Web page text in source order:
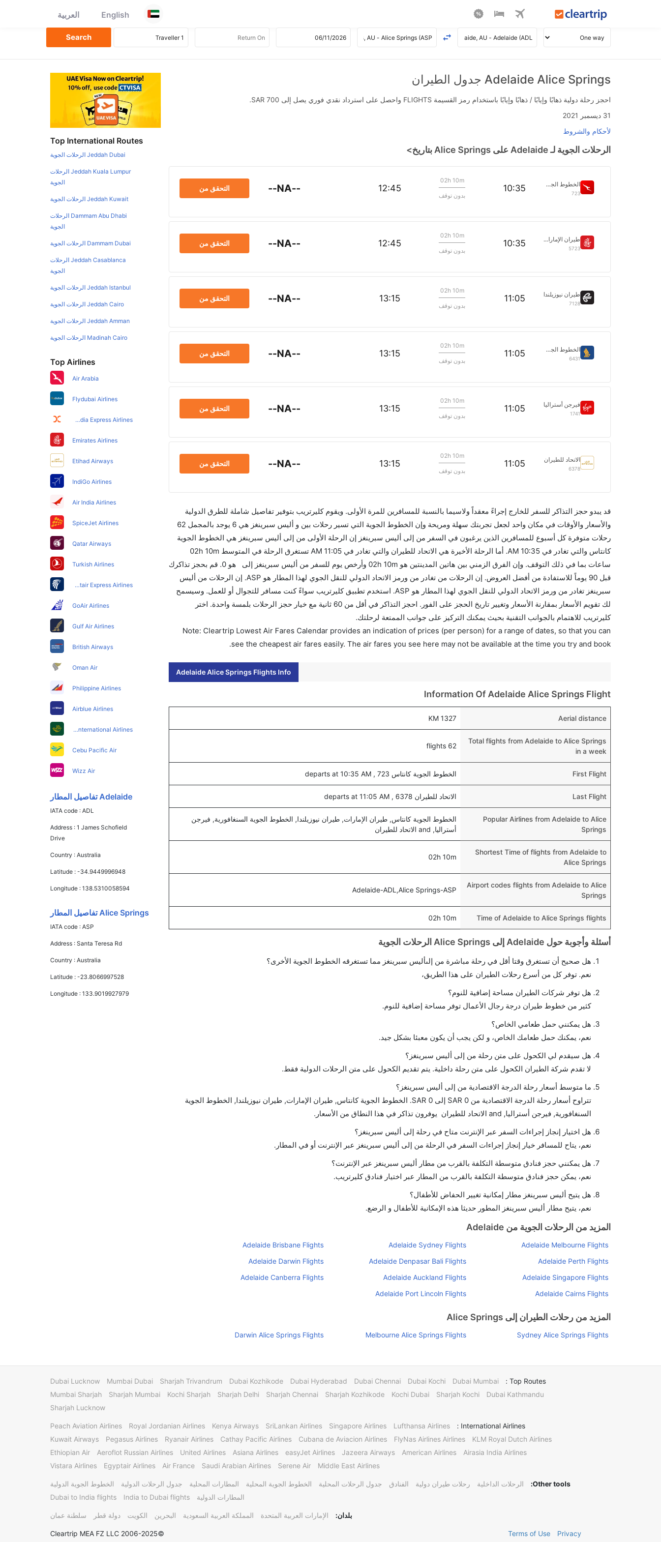
English العربية
Adelaide Alice Springs جدول الطيران
احجز رحلة دولية ذهابًا وإيابًا / ذهابًا وإيابًا باستخدام رمز القسيمة FLIGHTS واحصل على استرداد نقدي فوري يصل إلى SAR 700.
31 ديسمبر 2021
لأحكام والشروط
الرحلات الجوية لـ Adelaide على Alice Springs بتاريخ>
الخطوط الجوية كانتاس
723
10:35
02h 10m
بدون توقف
12:45
--NA-- التحقق من
طيران الإمارات
5723
10:35
02h 10m
بدون توقف
12:45
--NA-- التحقق من
طيران نيوزيلندا
7128
11:05
02h 10m
بدون توقف
13:15
--NA-- التحقق من
الخطوط الجوية السنغافورية
6431
11:05
02h 10m
بدون توقف
13:15
--NA-- التحقق من
فيرجن أستراليا
1741
11:05
02h 10m
بدون توقف
13:15
--NA-- التحقق من
الاتحاد للطيران
6378
11:05
02h 10m
بدون توقف
13:15
--NA-- التحقق من
قد يبدو حجز التذاكر للسفر للخارج إجراءً معقداً ولاسيما بالنسبة للمسافرين للمرة الأولى. ويقوم كليرتريب بتوفير تفاصيل شاملة للطرق الدولية
والأسعار والأوقات في مكان واحد لجعل تجربتك سهلة ومريحة وإن الخطوط الجوية التي تسير رحلات بين و أليس سبرينغز هي 6 يوجد بالمجمل 62
رحلات متوفرة كل أسبوع للمسافرين الذين يرغبون في السفر من إلى أليس سبرينغز إن الرحلة الأولى من إلى أليس سبرينغز هي الخطوط الجوية
كانتاس والتي تغادر في 10:35 AM. أما الرحلة الأخيرة هي الاتحاد للطيران والتي تغادر في 11:05 AM تستغرق الرحلة في المتوسط 02h 10m
ساعات بما في ذلك التوقف. وإن الفرق الزمني بين هاتين المدينتين هو 02h 10m وأرخص يوم للسفر من أليس سبرينغز إلى هو 0. قم بحجز تذاكرك
قبل 90 يوماً للاستفادة من أفضل العروض. إن الرحلات من تغادر من ورمز الاتحاد الدولي للنقل الجوي لهذا المطار هو ASP. إن الرحلات من أليس
سبرينغز تغادر من ورمز الاتحاد الدولي للنقل الجوي لهذا المطار هو ASP. استخدم تطبيق كليرتريب سواءً كنت مسافر للتجوال أو للعمل. وسيسمح
لك تقويم الأسعار بمقارنة الأسعار وتغيير تاريخ الحجز على الفور. احجز التذاكر في أقل من 60 ثانية مع خيار حجز الرحلات بلمسة واحدة. اختر
كليرتريب للاهتمام بالجوانب التقنية بحيث يمكنك التركيز على جوانب الممتعة لرحلتك.
Note: Cleartrip Lowest Air Fares Calendar provides an indication of prices (per person) for a range of dates, so that you can
see the cheapest air fares easily. The air fares you see here may not be available at the time you try and book.
Adelaide Alice Springs Flights Info
Information Of Adelaide Alice Springs Flight
Aerial distance
1327 KM
Total flights from Adelaide to Alice Springs
in a week
62 flights
First Flight الخطوط الجوية كانتاس 723 , departs at 10:35 AM
Last Flight الاتحاد للطيران 6378 , departs at 11:05 AM
Popular Airlines from Adelaide to Alice
Springs
الخطوط الجوية كانتاس, طيران الإمارات, طيران نيوزيلندا, الخطوط الجوية السنغافورية, فيرجن
أستراليا, and الاتحاد للطيران
Shortest Time of flights from Adelaide to
Alice Springs
02h 10m
Airport codes flights from Adelaide to Alice
Springs
Adelaide-ADL,Alice Springs-ASP
Time of Adelaide to Alice Springs flights
02h 10m
أسئلة وأجوبة حول Adelaide إلى Alice Springs الرحلات الجوية
هل صحيح أن تستغرق وقتا أقل في رحلة مباشرة من إلىأليس سبرينغز مما تستغرقه الخطوط الجوية الأخرى؟
نعم. توفر كل من أسرع رحلات الطيران على هذا الطريق،
هل توفر شركات الطيران مساحة إضافية للنوم؟
كثير من خطوط طيران درجة رجال الأعمال توفر مساحة إضافية للنوم.
هل يمكنني حمل طعامي الخاص؟
نعم، يمكنك حمل طعامك الخاص، و لكن يجب أن يكون معبئا بشكل جيد.
هل سيقدم لي الكحول على متن رحلة من إلى أليس سبرينغز؟
لا تقدم شركة الطيران الكحول على متن رحلة داخلية. يتم تقديم الكحول على متن الرحلات الدولية فقط.
ما متوسط أسعار رحلة الدرجة الاقتصادية من إلى أليس سبرينغز؟
تتراوح أسعار رحلة الدرجة الاقتصادية من SAR 0 إلى SAR 0. الخطوط الجوية كانتاس, طيران الإمارات, طيران نيوزيلندا, الخطوط الجوية
السنغافورية, فيرجن أستراليا, and الاتحاد للطيران يوفرون تذاكر في هذا النطاق من الأسعار.
هل اختيار إنجاز إجراءات السفر عبر الإنترنت متاح في رحلة إلى أليس سبرينغز؟
نعم، يتاح للمسافر خيار إنجاز إجراءات السفر في الرحلة من إلى أليس سبرينغز عبر الإنترنت أو في المطار.
هل يمكنني حجز فنادق متوسطة التكلفة بالقرب من مطار أليس سبرينغز عبر الإنترنت؟
نعم، يمكن حجز فنادق متوسطة التكلفة بالقرب من المطار عبر اختيار فنادق كليرتريب.
هل يتيح أليس سبرينغز مطار إمكانية تغيير الحفاض للأطفال؟
نعم، يتيح مطار أليس سبرينغز المطور حديثا هذه الإمكانية للأطفال و الرضع.
المزيد من الرحلات الجوية من Adelaide
Adelaide Melbourne Flights
Adelaide Sydney Flights
Adelaide Brisbane Flights
Adelaide Perth Flights
Adelaide Denpasar Bali Flights
Adelaide Darwin Flights
Adelaide Singapore Flights
Adelaide Auckland Flights
Adelaide Canberra Flights
Adelaide Cairns Flights
Adelaide Port Lincoln Flights
المزيد من رحلات الطيران إلى Alice Springs
Sydney Alice Springs Flights
Melbourne Alice Springs Flights
Darwin Alice Springs Flights
Top International Routes
Jeddah Dubai الرحلات الجوية
Jeddah Kuala Lumpur الرحلات
الجوية
Jeddah Kuwait الرحلات الجوية
Dammam Abu Dhabi الرحلات
الجوية
Dammam Dubai الرحلات الجوية
Jeddah Casablanca الرحلات
الجوية
Jeddah Istanbul الرحلات الجوية
Jeddah Cairo الرحلات الجوية
Jeddah Amman الرحلات الجوية
Madinah Cairo الرحلات الجوية
Top Airlines
Air Arabia
Flydubai Airlines
Air India Express Airlines
Emirates Airlines
Etihad Airways
IndiGo Airlines
Air India Airlines
SpiceJet Airlines
Qatar Airways
Turkish Airlines
Egyptair Express Airlines
GoAir Airlines
Gulf Air Airlines
British Airways
Oman Air
Philippine Airlines
Airblue Airlines
Pakistan International Airlines
Cebu Pacific Air
Wizz Air
Adelaide تفاصيل المطار
IATA code :ADL
Address :1 James Schofield
Drive
Country :Australia
Latitude :-34.9449996948
Longitude :138.5310058594
Alice Springs تفاصيل المطار
IATA code :ASP
Address :Santa Teresa Rd
Country :Australia
Latitude :-23.8066997528
Longitude :133.9019927979
Top Routes :
Dubai Mumbai
Dubai Kochi
Dubai Chennai
Dubai Hyderabad
Dubai Kozhikode
Sharjah Trivandrum
Mumbai Dubai
Dubai Lucknow
Dubai Kathmandu
Sharjah Kochi
Kochi Dubai
Sharjah Kozhikode
Sharjah Chennai
Sharjah Delhi
Kochi Sharjah
Sharjah Mumbai
Mumbai Sharjah
Sharjah Lucknow
International Airlines :
Lufthansa Airlines
Singapore Airlines
SriLankan Airlines
Kenya Airways
Royal Jordanian Airlines
Peach Aviation Airlines
KLM Royal Dutch Airlines
FlyNas Airlines Airlines
Cubana de Aviacion Airlines
Cathay Pacific Airlines
Ryanair Airlines
Pegasus Airlines
Kuwait Airways
Airasia India Airlines
American Airlines
Jazeera Airways
easyJet Airlines
Asiana Airlines
United Airlines
Aeroflot Russian Airlines
Ethiopian Air
Middle East Airlines
Serene Air
Saudi Arabian Airlines
Air France
Egyptair Airlines
Vistara Airlines
Other tools: الرحلات الداخلية رحلات طيران دولية الفنادق جدول الرحلات المحلية الخطوط الجوية المحلية المطارات المحلية جدول الرحلات الدولية
الخطوط الجوية الدولية
المطارات الدولية
India to Dubai flights
Dubai to India flights
بلدان: الإمارات العربية المتحدة المملكة العربية السعودية البحرين الكويت دولة قطر سلطنة عمان
©2006-2025 Cleartrip MEA FZ LLC Privacy
Terms of Use